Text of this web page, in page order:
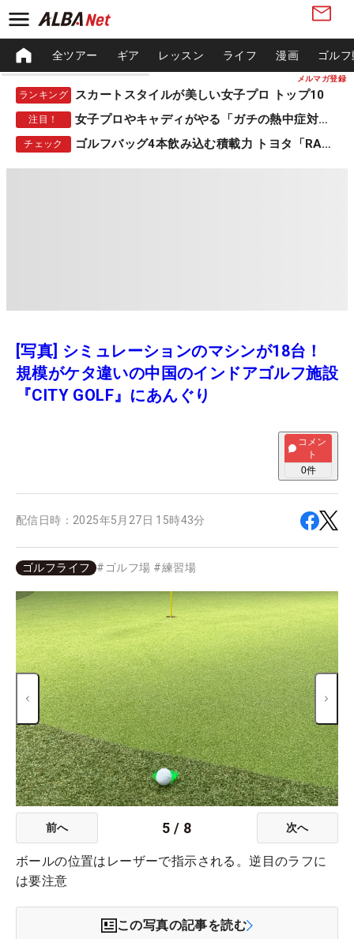
メルマガ登録
全ツアー ギア レッスン ライフ 漫画 ゴル
ランキング スカートスタイルが美しい女子プロ トップ10
注目！ 女子プロやキャディがやる「ガチの熱中症対策」
チェック ゴルフバッグ4本飲み込む積載力 トヨタ「RAV4」
[写真] シミュレーションのマシンが18台！
規模がケタ違いの中国のインドアゴルフ施設
『CITY GOLF』にあんぐり
コメン
ト
0件
配信日時： 2025年5月27日 15時43分
ゴルフライフ # ゴルフ場 #練習場
前へ 5 / 8 次へ
ボールの位置はレーザーで指示される。逆目のラフに
は要注意
この写真の記事を読む